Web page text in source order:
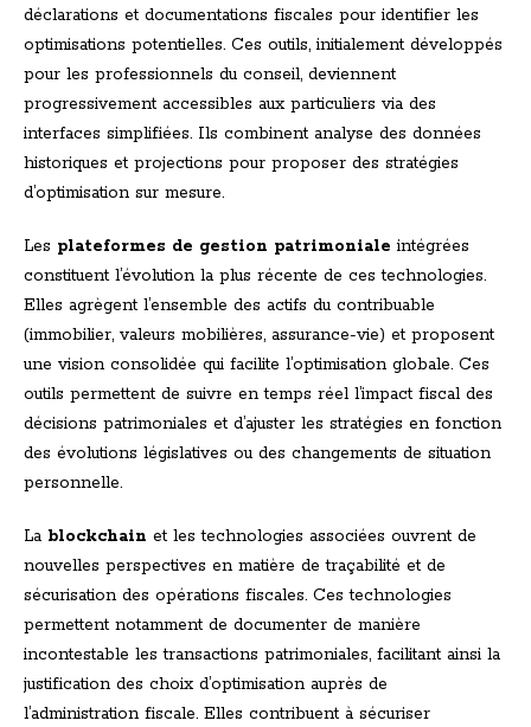
déclarations et documentations fiscales pour identifier les
optimisations potentielles. Ces outils, initialement développés
pour les professionnels du conseil, deviennent
progressivement accessibles aux particuliers via des
interfaces simplifiées. Ils combinent analyse des données
historiques et projections pour proposer des stratégies
d’optimisation sur mesure.
Les plateformes de gestion patrimoniale intégrées
constituent l’évolution la plus récente de ces technologies.
Elles agrègent l’ensemble des actifs du contribuable
(immobilier, valeurs mobilières, assurance-vie) et proposent
une vision consolidée qui facilite l’optimisation globale. Ces
outils permettent de suivre en temps réel l’impact fiscal des
décisions patrimoniales et d’ajuster les stratégies en fonction
des évolutions législatives ou des changements de situation
personnelle.
La blockchain et les technologies associées ouvrent de
nouvelles perspectives en matière de traçabilité et de
sécurisation des opérations fiscales. Ces technologies
permettent notamment de documenter de manière
incontestable les transactions patrimoniales, facilitant ainsi la
justification des choix d’optimisation auprès de
l’administration fiscale. Elles contribuent à sécuriser